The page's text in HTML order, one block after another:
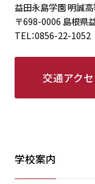
益田永島学園 明誠
〒698-0006 島根県
TEL：0856-22-
交通アク
学校案内